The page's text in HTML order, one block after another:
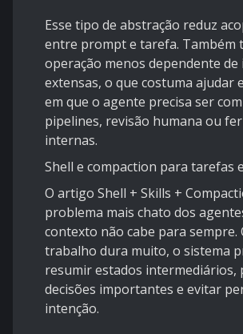
Esse tipo de abstração reduz
entre prompt e tarefa. Também
operação menos dependente de
extensas, o que costuma ajudar
em que o agente precisa ser
pipelines, revisão humana ou
internas.
Shell e compaction para tarefas
O artigo Shell + Skills +
problema mais chato dos
contexto não cabe para sempre.
trabalho dura muito, o sistema
resumir estados intermediários,
decisões importantes e evitar
intenção.